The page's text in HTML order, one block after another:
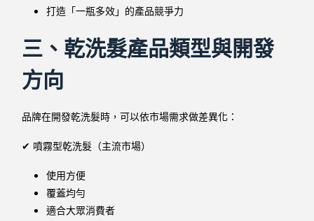
打造「一瓶多效」的產品競爭力
三、乾洗髮產品類型與開發
方向
品牌在開發乾洗髮時，可以依市場需求做差異化：
✔ 噴霧型乾洗髮（主流市場）
使用方便
覆蓋均勻
適合大眾消費者